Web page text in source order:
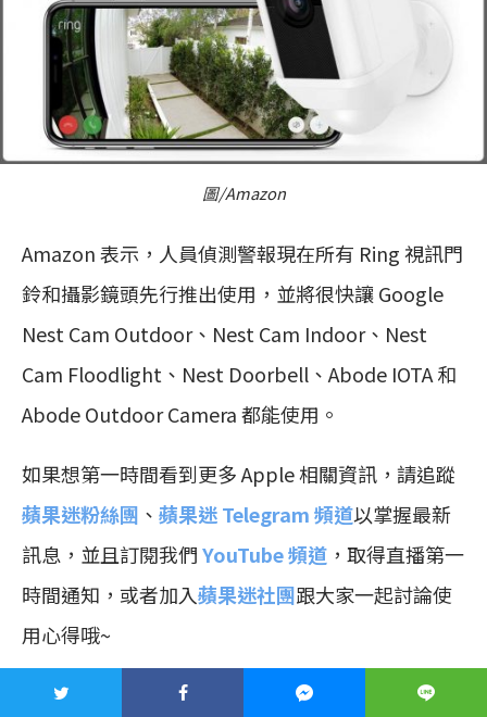
圖/Amazon
Amazon 表示，人員偵測警報現在所有 Ring 視訊門
鈴和攝影鏡頭先行推出使用，並將很快讓 Google
Nest Cam Outdoor、Nest Cam Indoor、Nest
Cam Floodlight、Nest Doorbell、Abode IOTA 和
Abode Outdoor Camera 都能使用。
如果想第一時間看到更多 Apple 相關資訊，請追蹤
蘋果迷粉絲團 、 蘋果迷 Telegram 頻道以掌握最新
訊息，並且訂閱我們YouTube 頻道 ，取得直播第一
時間通知，或者加入蘋果迷社團跟大家一起討論使
用心得哦~
如果想要與蘋果迷近距離聊天，可以加入我們的